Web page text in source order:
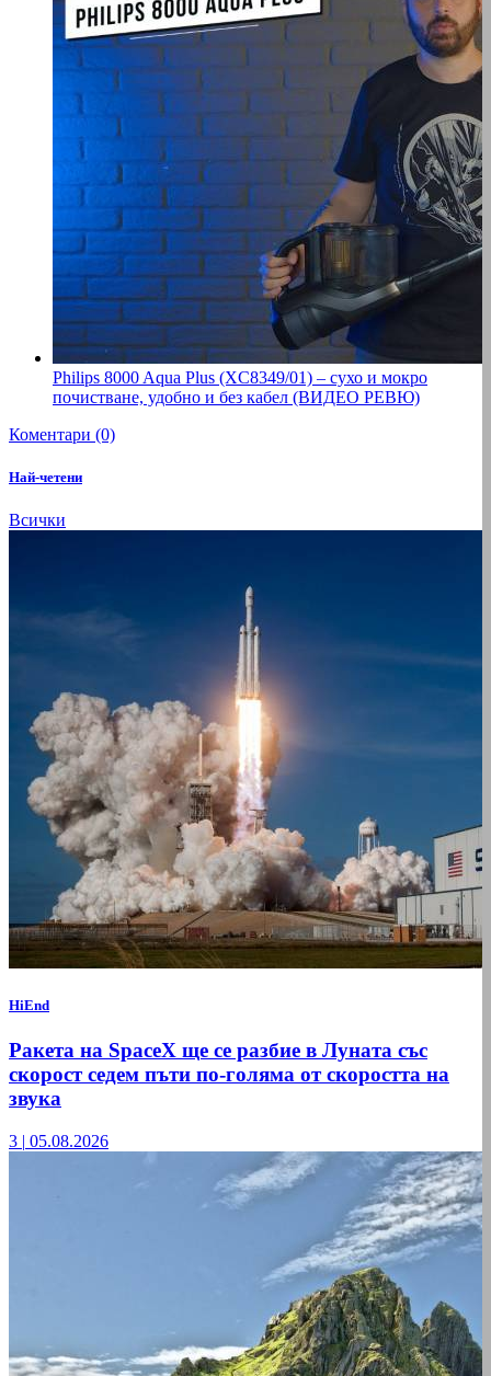
Philips 8000 Aqua Plus (XC8349/01) – сухо и мокро
почистване, удобно и без кабел (ВИДЕО РЕВЮ)
Коментари (0)
Най-четени
Всички
HiEnd
Ракета на SpaceX ще се разбие в Луната със
скорост седем пъти по-голяма от скоростта на
звука
3 | 05.08.2026